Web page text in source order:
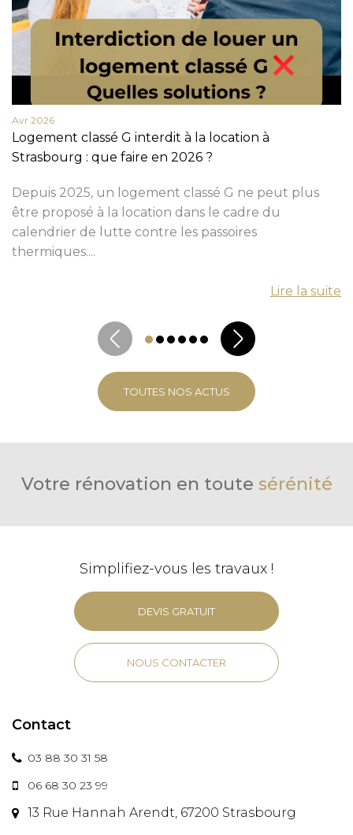
Avr 2026
Logement classé G interdit à la location à
Strasbourg : que faire en 2026 ?
Depuis 2025, un logement classé G ne peut plus
être proposé à la location dans le cadre du
calendrier de lutte contre les passoires
thermiques....
Lire la suite
TOUTES NOS ACTUS
Votre rénovation en toute sérénité
Simplifiez-vous les travaux !
DEVIS GRATUIT
NOUS CONTACTER
Contact
03 88 30 31 58
06 68 30 23 99
13 Rue Hannah Arendt, 67200 Strasbourg